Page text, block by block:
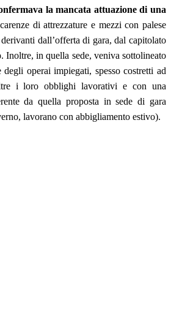
la mancata attuazione di una
di attrezzature e mezzi con palese
dall’offerta di gara, dal capitolato
Inoltre, in quella sede, veniva sottolineato
operai impiegati, spesso costretti ad
i loro obblighi lavorativi e con una
da quella proposta in sede di gara
lavorano con abbigliamento estivo).